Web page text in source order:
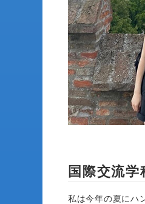
国際交流
私は今年の夏にハ